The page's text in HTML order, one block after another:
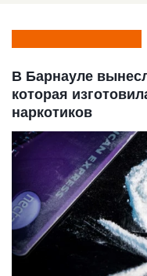
В Барнауле
которая
наркотиков